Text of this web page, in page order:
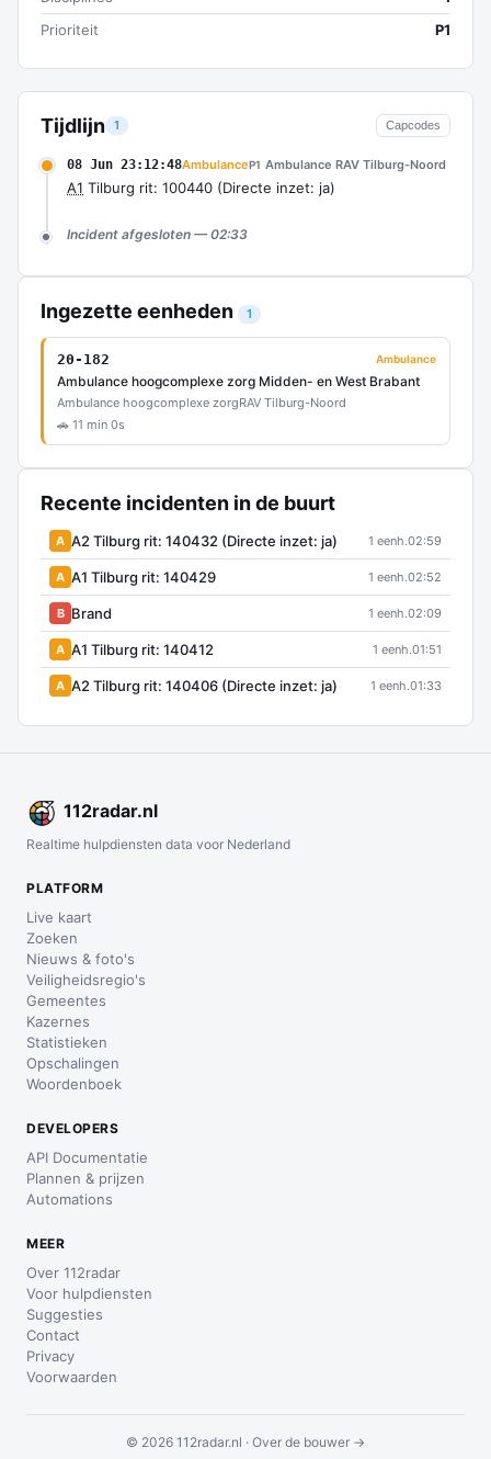
Tijdlijn 1 Capcodes
08 Jun 23:12:48AmbulanceP1 Ambulance RAV Tilburg-Noord
A1 Tilburg rit: 100440 (Directe inzet: ja)
Incident afgesloten — 02:33
Ingezette eenheden 1
20-182 Ambulance
Ambulance hoogcomplexe zorg Midden- en West Brabant
Ambulance hoogcomplexe zorgRAV Tilburg-Noord
🚗 11 min 0s
Recente incidenten in de buurt
A A2 Tilburg rit: 140432 (Directe inzet: ja) 1 eenh.02:59
A A1 Tilburg rit: 140429 1 eenh.02:52
B Brand 1 eenh.02:09
A A1 Tilburg rit: 140412 1 eenh.01:51
A A2 Tilburg rit: 140406 (Directe inzet: ja) 1 eenh.01:33
Prioriteit
P1
112radar.nl
Realtime hulpdiensten data voor Nederland
PLATFORM
Live kaart
Zoeken
Nieuws & foto's
Veiligheidsregio's
Gemeentes
Kazernes
Statistieken
Opschalingen
Woordenboek
DEVELOPERS
API Documentatie
Plannen & prijzen
Automations
MEER
Over 112radar
Voor hulpdiensten
Suggesties
Contact
Privacy
Voorwaarden
© 2026 112radar.nl · Over de bouwer →